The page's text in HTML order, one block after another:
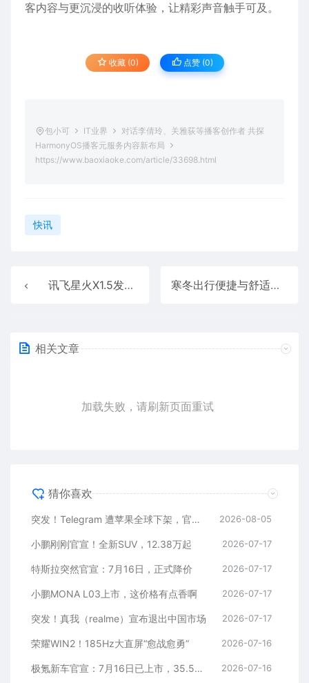
客内容与更沉浸的收听体验，让精彩声音触手可及。
收藏 (0) 点赞 (0)
包小可 IT业界
对话李倩玲、关雅荻等播客创作者 共探
HarmonyOS播客元服务内容新布局
https://www.baoxiaoke.com/article/33698.html
快讯
讯飞星火X1.5发布 讯飞办公本X5焕新升级：软硬一体让AI更懂你 寒冬出行便捷与舒适兼得 问界新M5 Ultra凭实力助您告别烦恼
相关文章
加载失败，请刷新页面重试
猜你喜欢
突发！Telegram 遭苹果全球下架，官方回应 2026-08-05
小鹏刚刚官宣！全新SUV，12.38万起 2026-07-17
特斯拉突然官宣：7月16日，正式降价 2026-07-17
小鹏MONA L03上市，这价格有点香啊 2026-07-17
突发！真我（realme）宣布退出中国市场 2026-07-17
荣耀WIN2！185Hz大直屏“愈战愈勇” 2026-07-16
极氪新车官宣：7月16日已上市，35.5万元起 2026-07-16